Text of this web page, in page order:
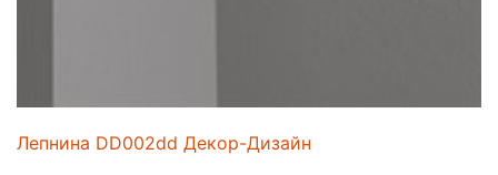
Лепнина DD002dd Декор-Дизайн